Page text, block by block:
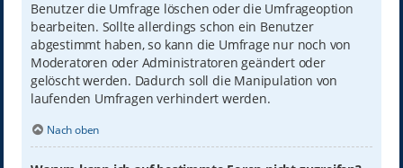
Benutzer die Umfrage löschen oder die Umfrageoption
bearbeiten. Sollte allerdings schon ein Benutzer
abgestimmt haben, so kann die Umfrage nur noch von
Moderatoren oder Administratoren geändert oder
gelöscht werden. Dadurch soll die Manipulation von
laufenden Umfragen verhindert werden.
Nach oben